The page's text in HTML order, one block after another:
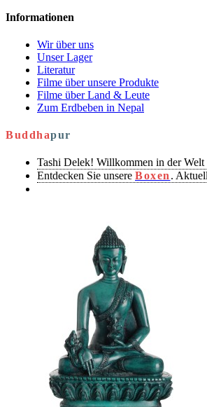
Informationen
Wir über uns
Unser Lager
Literatur
Filme über unsere Produkte
Filme über Land & Leute
Zum Erdbeben in Nepal
Buddhapur
Tashi Delek! Willkommen in der Welt
Entdecken Sie unsere Boxen .